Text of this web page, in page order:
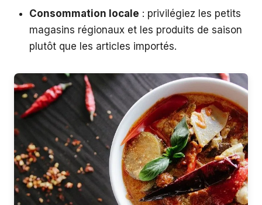
Consommation locale : privilégiez les petits
magasins régionaux et les produits de saison
plutôt que les articles importés.